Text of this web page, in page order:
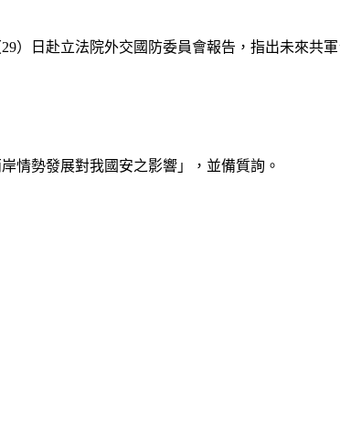
）日赴立法院外交國防委員會報告，指出未來共
情勢發展對我國安之影響」，並備質詢。